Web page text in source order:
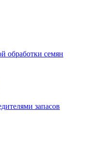
обработки семян
запасов